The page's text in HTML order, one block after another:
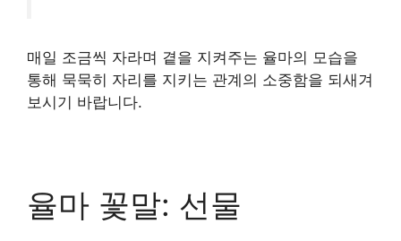
매일 조금씩 자라며 곁을 지켜주는 율마의 모습을
통해 묵묵히 자리를 지키는 관계의 소중함을 되새겨
보시기 바랍니다.
율마 꽃말: 선물